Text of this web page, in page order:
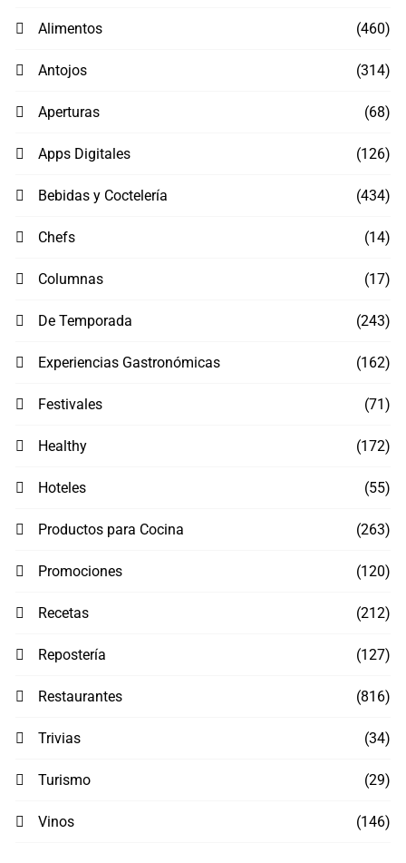
Alimentos (460)
Antojos (314)
Aperturas (68)
Apps Digitales (126)
Bebidas y Coctelería (434)
Chefs (14)
Columnas (17)
De Temporada (243)
Experiencias Gastronómicas (162)
Festivales (71)
Healthy (172)
Hoteles (55)
Productos para Cocina (263)
Promociones (120)
Recetas (212)
Repostería (127)
Restaurantes (816)
Trivias (34)
Turismo (29)
Vinos (146)